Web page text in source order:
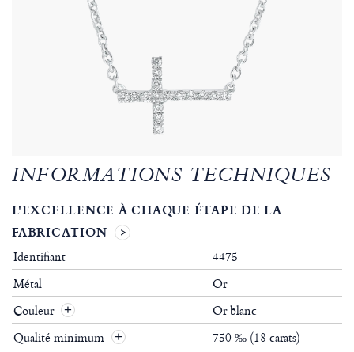
INFORMATIONS TECHNIQUES
L'EXCELLENCE À CHAQUE ÉTAPE DE LA
FABRICATION
Identifiant
4475
Métal
Or
Couleur
Or blanc
Qualité minimum
750 ‰ (18 carats)